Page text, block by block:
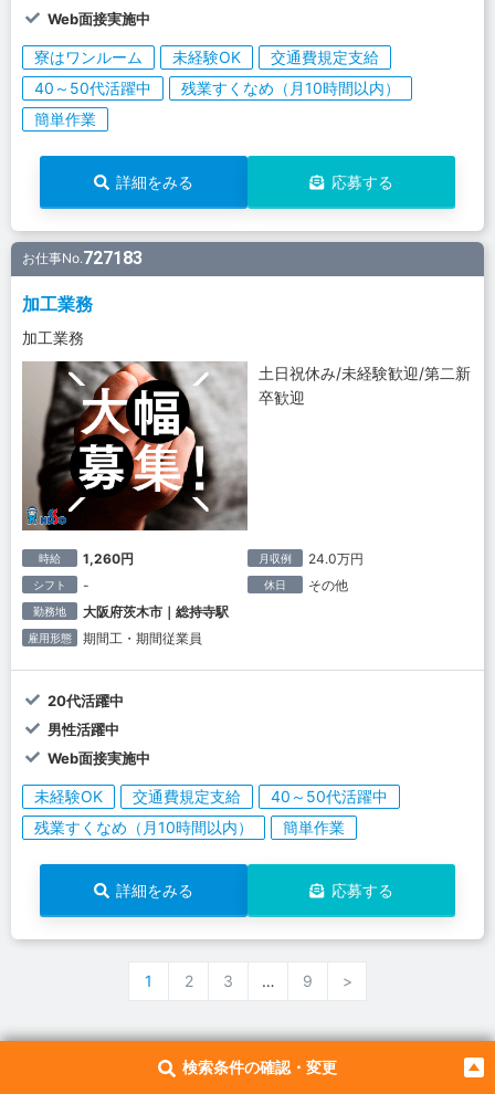
検索条件の確認・変更
Web面接実施中
寮はワンルーム 未経験OK
交通費規定支給
40～50代活躍中
残業すくなめ（月10時間以内）
簡単作業
詳細をみる 応募する
お仕事No.727183
加工業務
加工業務
土日祝休み/未経験歓迎/第二新
卒歓迎
時給 1,260円 月収例 24.0万円
シフト - 休日 その他
勤務地 大阪府茨木市｜総持寺駅
雇用形態 期間工・期間従業員
20代活躍中
男性活躍中
Web面接実施中
未経験OK 交通費規定支給
40～50代活躍中
残業すくなめ（月10時間以内）
簡単作業
詳細をみる 応募する
1 2 3 … 9 >